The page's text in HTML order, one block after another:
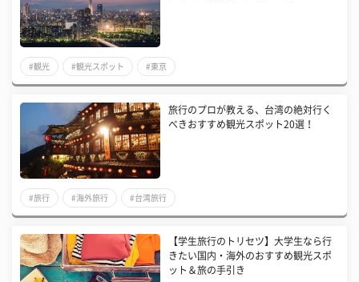
#観光 #観光スポット #東京
旅行のプロが教える、台湾の絶対行く
べきおすすめ観光スポット20選！
#旅行 #海外旅行 #台湾旅行
【学生旅行のトリセツ】大学生なら行
きたい国内・海外のおすすめ観光スポ
ット＆旅の手引き